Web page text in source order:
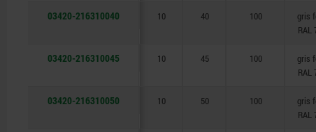
03420-216310040 10 40 100
gris
RAL
03420-216310045 10 45 100
gris
RAL
03420-216310050 10 50 100
gris
RAL